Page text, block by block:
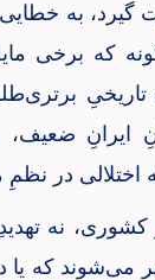
به خطایی
که برخی
ضعیف،
در
نه
می‌شوند که